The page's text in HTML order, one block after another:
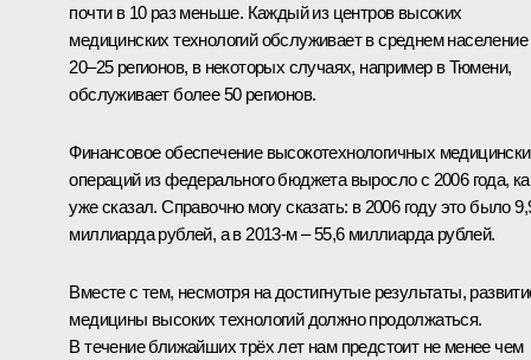
почти в 10 раз меньше. Каждый из центров высоких
медицинских технологий обслуживает в среднем население
20–25 регионов, в некоторых случаях, например в Тюмени,
обслуживает более 50 регионов.
Финансовое обеспечение высокотехнологичных
операций из федерального бюджета выросло с 2006 года,
уже сказал. Справочно могу сказать: в 2006 году это было
миллиарда рублей, а в 2013-м – 55,6 миллиарда рублей.
Вместе с тем, несмотря на достигнутые результаты,
медицины высоких технологий должно продолжаться.
В течение ближайших трёх лет нам предстоит не менее чем